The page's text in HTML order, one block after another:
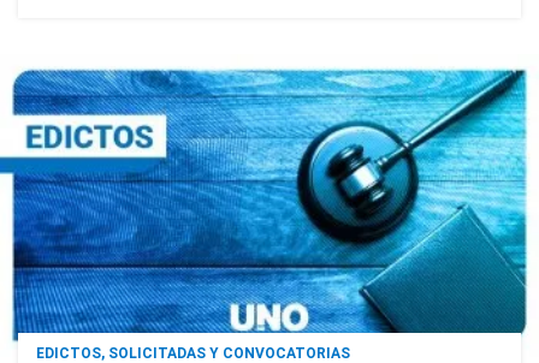
EDICTOS, SOLICITADAS Y CONVOCATORIAS